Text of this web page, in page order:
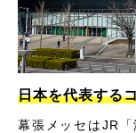
日本を代表する
幕張メッセはJR